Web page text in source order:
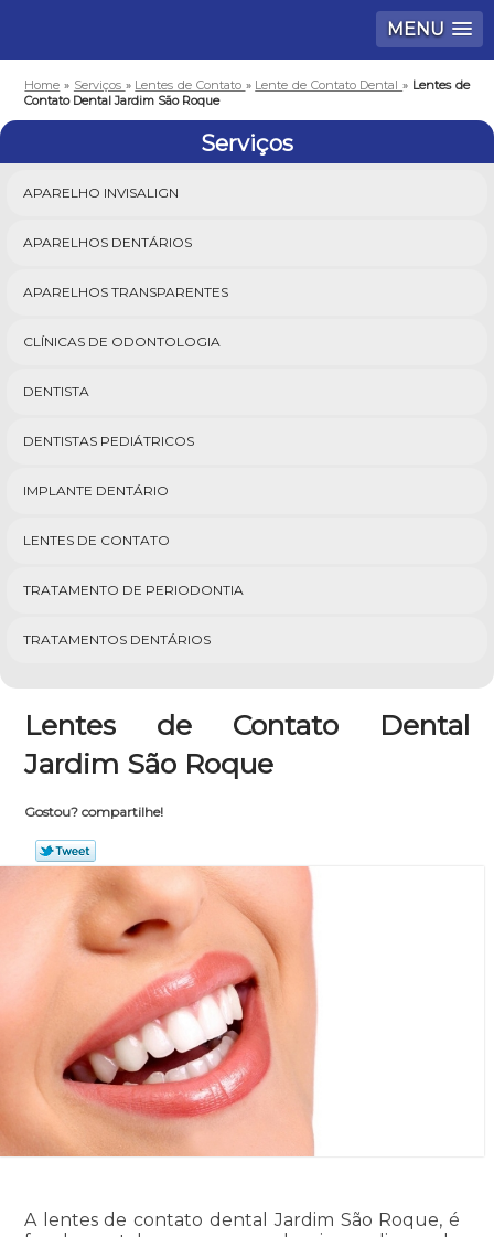
MENU
Home » Serviços » Lentes de Contato » Lente de Contato Dental» Lentes de
Contato Dental Jardim São Roque
Serviços
APARELHO INVISALIGN
APARELHOS DENTÁRIOS
APARELHOS TRANSPARENTES
CLÍNICAS DE ODONTOLOGIA
DENTISTA
DENTISTAS PEDIÁTRICOS
IMPLANTE DENTÁRIO
LENTES DE CONTATO
TRATAMENTO DE PERIODONTIA
TRATAMENTOS DENTÁRIOS
Lentes de Contato Dental
Jardim São Roque
Gostou? compartilhe!
A lentes de contato dental Jardim São Roque, é